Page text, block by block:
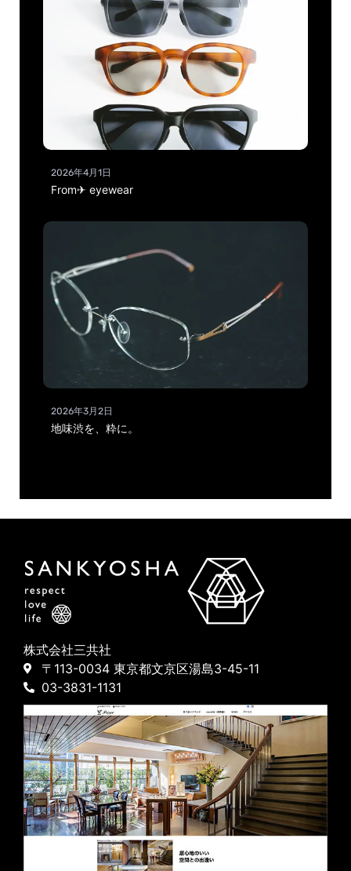
2026年4月1日
From✈ eyewear
2026年3月2日
地味渋を、粋に。
株式会社三共社
〒113-0034 東京都文京区湯島3-45-11
03-3831-1131